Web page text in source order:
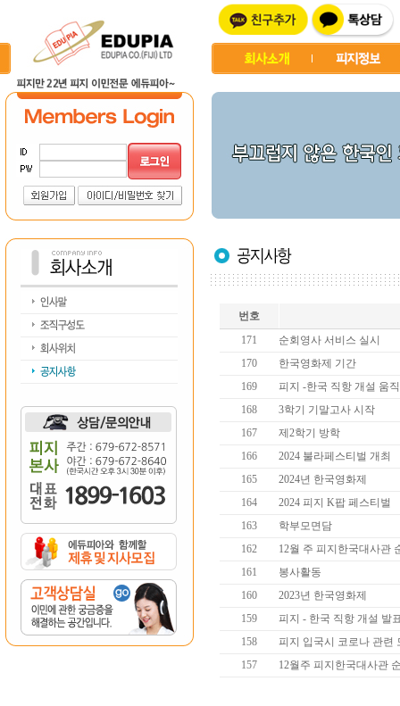
번호
171
순회영사 서비스 실시
170
한국영화제 기간
169
피지 -한국 직항 개설 움
168
3학기 기말고사 시작
167
제2학기 방학
166
2024 불라페스티벌 개최
165
2024년 한국영화제
164
2024 피지 K팝 페스티벌
163
학부모면담
162
12월 주 피지한국대사관
161
봉사활동
160
2023년 한국영화제
159
피지 - 한국 직항 개설 발
158
피지 입국시 코로나 관련
157
12월주 피지한국대사관